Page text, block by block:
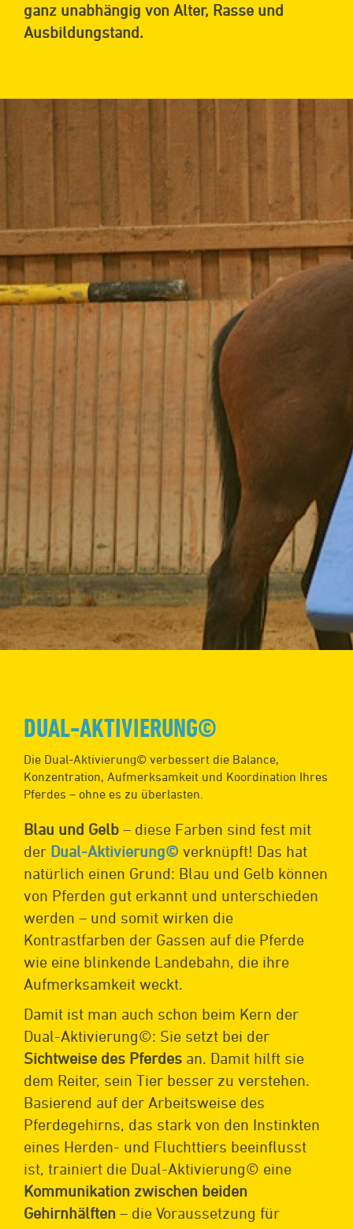
ganz unabhängig von Alter, Rasse und
Ausbildungstand.
DUAL-AKTIVIERUNG©
Die Dual-Aktivierung© verbessert die Balance,
Konzentration, Aufmerksamkeit und Koordination Ihres
Pferdes – ohne es zu überlasten.
Blau und Gelb – diese Farben sind fest mit
der Dual-Aktivierung© verknüpft! Das hat
natürlich einen Grund: Blau und Gelb können
von Pferden gut erkannt und unterschieden
werden – und somit wirken die
Kontrastfarben der Gassen auf die Pferde
wie eine blinkende Landebahn, die ihre
Aufmerksamkeit weckt.
Damit ist man auch schon beim Kern der
Dual-Aktivierung©: Sie setzt bei der
Sichtweise des Pferdes an. Damit hilft sie
dem Reiter, sein Tier besser zu verstehen.
Basierend auf der Arbeitsweise des
Pferdegehirns, das stark von den Instinkten
eines Herden- und Fluchttiers beeinflusst
ist, trainiert die Dual-Aktivierung© eine
Kommunikation zwischen beiden
Gehirnhälften – die Voraussetzung für